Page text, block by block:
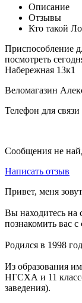
Описание
Отзывы
Кто такой
Приспособление
посмотреть
Набережная 13к1
Веломагазин
Телефон для
Сообщения не
Написать отзыв
Привет, меня
Вы находитесь на
познакомить вас с
Родился в 1998
Из образования
НГСХА и 11
заведения).